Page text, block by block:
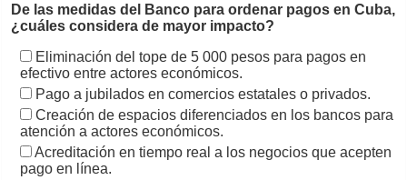
De las medidas del Banco para ordenar pagos en Cuba,
¿cuáles considera de mayor impacto?
Eliminación del tope de 5 000 pesos para pagos en
efectivo entre actores económicos.
Pago a jubilados en comercios estatales o privados.
Creación de espacios diferenciados en los bancos para
atención a actores económicos.
Acreditación en tiempo real a los negocios que acepten
pago en línea.